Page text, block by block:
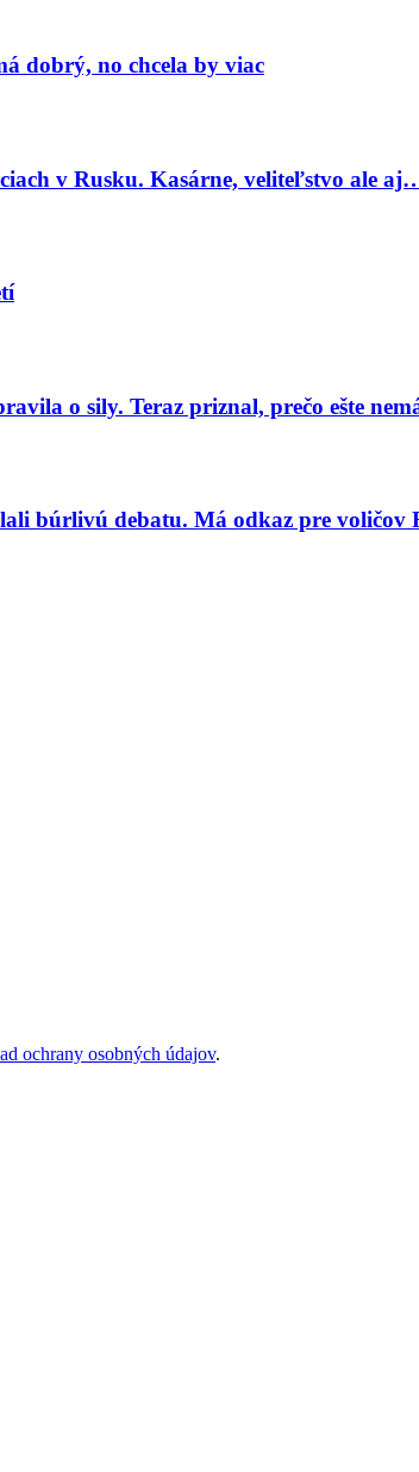
dobrý, no chcela by viac
v Rusku. Kasárne, veliteľstvo ale
o sily. Teraz priznal, prečo ešte
búrlivú debatu. Má odkaz pre voličov
ochrany osobných údajov.